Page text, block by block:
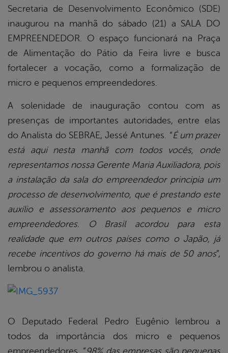
Secretaria de Desenvolvimento Econômico (SDE)
inaugurou na manhã do sábado (21) a SALA DO
EMPREENDEDOR. O espaço funcionará na Praça
de Alimentação do Pátio da Feira livre e busca
fortalecer a vocação, como a formalização de
micro e pequenos empreendedores.
A solenidade de inauguração contou com as
presenças de importantes autoridades, entre elas
do Analista do SEBRAE, Jessé Antunes. “É um prazer
está aqui nesta manhã com todos vocês, onde
representamos nossa Gerente Maria Auxiliadora, pois
a instalação da sala do empreendedor principia um
processo de desenvolvimento, que é prestando este
auxílio e assessoramento aos pequenos e micro
empreendedores. O Brasil acordou para esta
realidade que em outros países como o Japão, já
recebe incentivos do governo há mais de 50 anos”,
lembrou o analista.
O Deputado Federal Pedro Eugênio lembrou a
todos da importância dos micro e pequenos